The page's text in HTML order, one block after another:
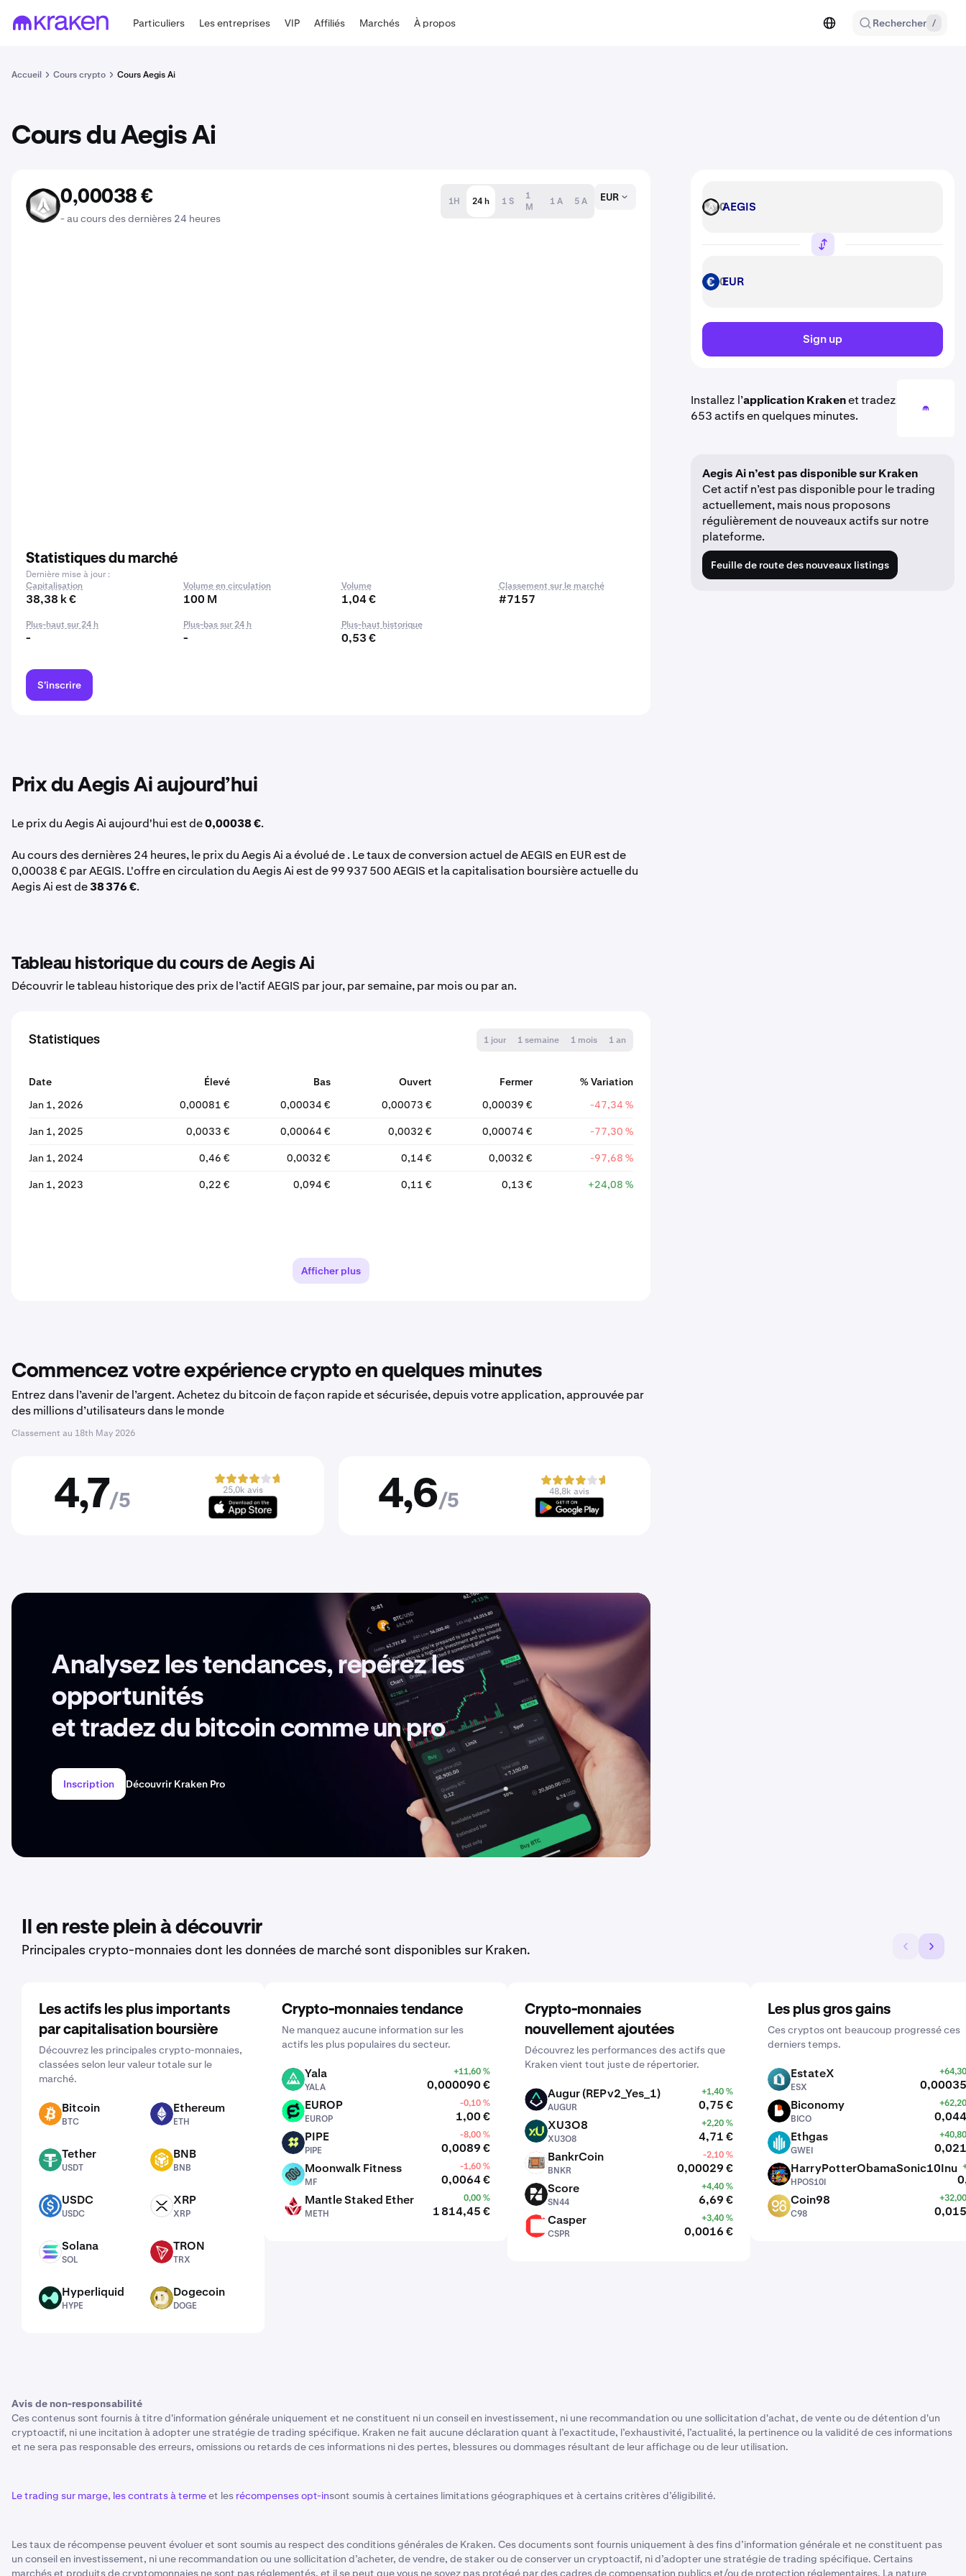
Particuliers Les entreprises VIP Affiliés Marchés À propos Rechercher /
Accueil Cours crypto Cours Aegis Ai
Cours du Aegis Ai
AEGIS 0,00038 €
- au cours des dernières 24 heures
1H 24 h 1 S
1
M
1 A 5 A EUR
Statistiques du marché
Dernière mise à jour :
Capitalisation
38,38 k €
Volume en circulation
100 M
Volume
1,04 €
Classement sur le marché
#7157
Plus-haut sur 24 h
-
Plus-bas sur 24 h
-
Plus-haut historique
0,53 €
S'inscrire
Prix du Aegis Ai aujourd’hui
Le prix du Aegis Ai aujourd'hui est de0,00038 €.
Au cours des dernières 24 heures, le prix du Aegis Ai a évolué de . Le taux de conversion actuel de AEGIS en EUR est de
0,00038 € par AEGIS. L'offre en circulation du Aegis Ai est de 99 937 500 AEGIS et la capitalisation boursière actuelle du
Aegis Ai est de38 376 €.
Tableau historique du cours de Aegis Ai
Découvrir le tableau historique des prix de l’actif AEGIS par jour, par semaine, par mois ou par an.
Statistiques 1 jour 1 semaine 1 mois 1 an
Date Élevé Bas Ouvert Fermer
% Variation
Jan 1, 2026
0,00081 € 0,00034 € 0,00073 € 0,00039 € -47,34 %
Jan 1, 2025 0,0033 € 0,00064 € 0,0032 € 0,00074 € -77,30 %
Jan 1, 2024 0,46 € 0,0032 € 0,14 € 0,0032 € -97,68 %
Jan 1, 2023 0,22 € 0,094 € 0,11 € 0,13 € +24,08 %
Afficher plus
Commencez votre expérience crypto en quelques minutes
Entrez dans l’avenir de l’argent. Achetez du bitcoin de façon rapide et sécurisée, depuis votre application, approuvée par
des millions d’utilisateurs dans le monde
Classement au 18th May 2026
4,7/5
25,0k avis 4,6/5
48,8k avis
Analysez les tendances, repérez les
opportunités
et tradez du bitcoin comme un pro
Inscription Découvrir Kraken Pro
AEGIS AEGIS
EUR EUR
Sign up
Installez l’application Krakenet tradez
653 actifs en quelques minutes.
Aegis Ai n’est pas disponible sur Kraken
Cet actif n’est pas disponible pour le trading
actuellement, mais nous proposons
régulièrement de nouveaux actifs sur notre
plateforme.
Feuille de route des nouveaux listings
Il en reste plein à découvrir
Principales crypto-monnaies dont les données de marché sont disponibles sur Kraken.
Les actifs les plus importants
par capitalisation boursière
Découvrez les principales crypto-monnaies,
classées selon leur valeur totale sur le
marché.
BTC Bitcoin
BTC
ETH Ethereum
ETH
USDT Tether
USDT
BNB BNB
BNB
USDC USDC
USDC
XRP XRP
XRP
SOL Solana
SOL
TRX TRON
TRX
HYPE Hyperliquid
HYPE
DOGE Dogecoin
DOGE
Crypto-monnaies tendance
Ne manquez aucune information sur les
actifs les plus populaires du secteur.
YALA Yala
YALA
+11,60 %
0,000090 €
EUROP EUROP
EUROP
-0,10 %
1,00 €
PIPE PIPE
PIPE
-8,00 %
0,0089 €
MF Moonwalk Fitness
MF
-1,60 %
0,0064 €
METH Mantle Staked Ether
METH
0,00 %
1 814,45 €
Crypto-monnaies
nouvellement ajoutées
Découvrez les performances des actifs que
Kraken vient tout juste de répertorier.
AUGUR Augur (REPv2_Yes_1)
AUGUR
+1,40 %
0,75 €
XU3O8 XU3O8
XU3O8
+2,20 %
4,71 €
BNKR BankrCoin
BNKR
-2,10 %
0,00029 €
SN44 Score
SN44
+4,40 %
6,69 €
Casper
CSPR
+3,40 %
0,0016 €
Les plus gros gains
Ces cryptos ont beaucoup progressé ces
derniers temps.
ESX EstateX
ESX
BICO Biconomy
BICO
GWEI Ethgas
GWEI
HPOS10I HarryPotterObamaSonic10Inu
HPOS10I
C98 Coin98
C98
Avis de non-responsabilité
Ces contenus sont fournis à titre d'information générale uniquement et ne constituent ni un conseil en investissement, ni une recommandation ou une sollicitation d'achat, de vente ou de détention d'un
cryptoactif, ni une incitation à adopter une stratégie de trading spécifique. Kraken ne fait aucune déclaration quant à l’exactitude, l’exhaustivité, l’actualité, la pertinence ou la validité de ces informations
et ne sera pas responsable des erreurs, omissions ou retards de ces informations ni des pertes, blessures ou dommages résultant de leur affichage ou de leur utilisation.
Le trading sur marge, les contrats à termeet les récompenses opt-insont soumis à certaines limitations géographiques et à certains critères d’éligibilité.
Les taux de récompense peuvent évoluer et sont soumis au respect des conditions générales de Kraken. Ces documents sont fournis uniquement à des fins d’information générale et ne constituent pas
un conseil en investissement, ni une recommandation ou une sollicitation d’acheter, de vendre, de staker ou de conserver un cryptoactif, ni d’adopter une stratégie de trading spécifique. Certains
marchés et produits de cryptomonnaies ne sont pas réglementés, et il se peut que vous ne soyez pas protégé par des cadres de compensation publics et/ou de protection réglementaires. La nature